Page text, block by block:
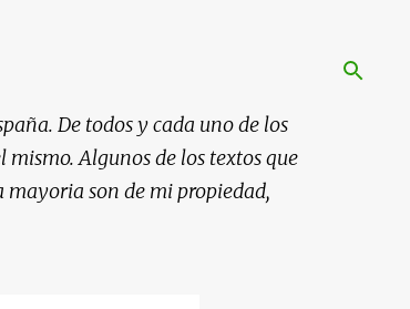
De todos y cada uno de los
Algunos de los textos que
mayoria son de mi propiedad,